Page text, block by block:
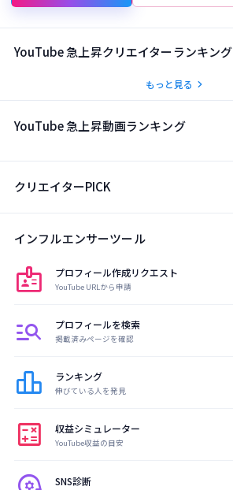
YouTube 急上昇クリエイターランキング
もっと見る chevron_right
YouTube 急上昇動画ランキング
クリエイターPICK
インフルエンサーツール
badge プロフィール作成リクエスト
YouTube URLから申請
manage_search プロフィールを検索
掲載済みページを確認
leaderboard ランキング
伸びている人を発見
calculate 収益シミュレーター
YouTube収益の目安
SNS診断